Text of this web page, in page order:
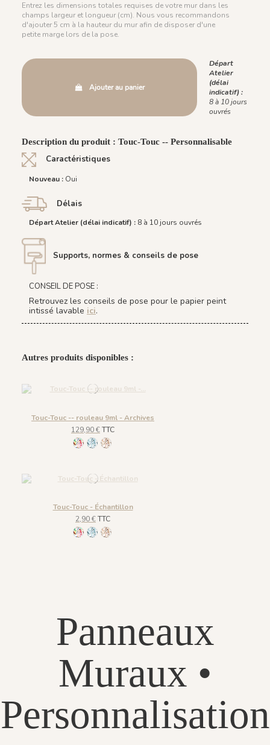
Entrez les dimensions totales requises de votre mur dans les
champs largeur et longueur (cm). Nous vous recommandons
d'ajouter 5 cm à la hauteur du mur afin de disposer d'une
petite marge lors de la pose.
Ajouter au panier
Départ
Atelier
(délai
indicatif) :
8 à 10 jours
ouvrés
Description du produit : Touc-Touc -- Personnalisable
Caractéristiques
Nouveau : Oui
Délais
Départ Atelier (délai indicatif) : 8 à 10 jours ouvrés
Supports, normes & conseils de pose
CONSEIL DE POSE :
Retrouvez les conseils de pose pour le papier peint
intissé lavable ici.
Autres produits disponibles :
Touc-Touc -- rouleau 9ml - Archives
129,90 €TTC
1255 - Acapulco
1256 - Antarctique
1257 - Sahara
Touc-Touc - Échantillon
2,90 €TTC
1255 - Acapulco
1256 - Antarctique
1257 - Sahara
Panneaux
Muraux •
Personnalisation